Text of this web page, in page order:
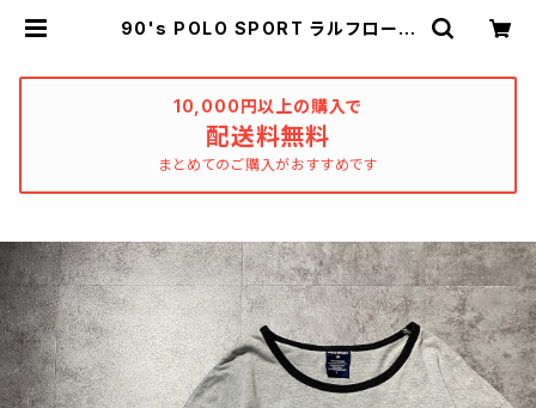
90's POLO SPORT ラルフローレ
リンガーネック Tシャツ | used_cl
othing_katharsis
10,000円以上の購入で
配送料無料
まとめてのご購入がおすすめです